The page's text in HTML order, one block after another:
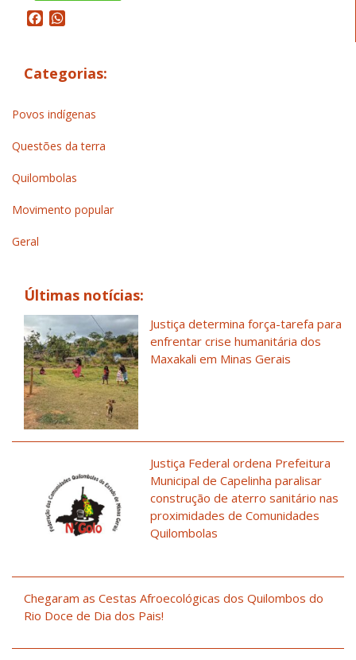
Facebook
Categorias:
Povos indígenas
Questões da terra
Quilombolas
Movimento popular
Geral
Últimas notícias:
Justiça determina força-tarefa para
enfrentar crise humanitária dos
Maxakali em Minas Gerais
Justiça Federal ordena Prefeitura
Municipal de Capelinha paralisar
construção de aterro sanitário nas
proximidades de Comunidades
Quilombolas
Chegaram as Cestas Afroecológicas dos Quilombos do
Rio Doce de Dia dos Pais!